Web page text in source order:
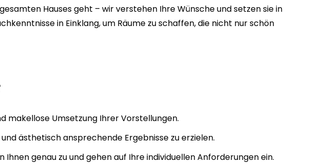
Hauses geht – wir verstehen Ihre Wünsche und setzen sie in
in Einklang, um Räume zu schaffen, die nicht nur schön
makellose Umsetzung Ihrer Vorstellungen.
ästhetisch ansprechende Ergebnisse zu erzielen.
genau zu und gehen auf Ihre individuellen Anforderungen ein.